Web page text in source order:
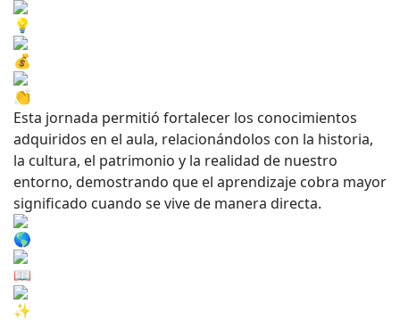
Esta jornada permitió fortalecer los conocimientos
adquiridos en el aula, relacionándolos con la historia,
la cultura, el patrimonio y la realidad de nuestro
entorno, demostrando que el aprendizaje cobra mayor
significado cuando se vive de manera directa.